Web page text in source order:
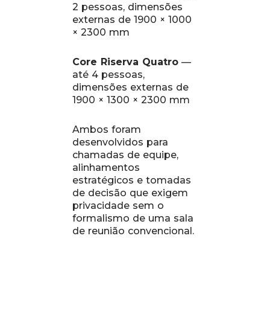
2 pessoas, dimensões
externas de 1900 × 1000
× 2300 mm
Core Riserva Quatro —
até 4 pessoas,
dimensões externas de
1900 × 1300 × 2300 mm
Ambos foram
desenvolvidos para
chamadas de equipe,
alinhamentos
estratégicos e tomadas
de decisão que exigem
privacidade sem o
formalismo de uma sala
de reunião convencional.